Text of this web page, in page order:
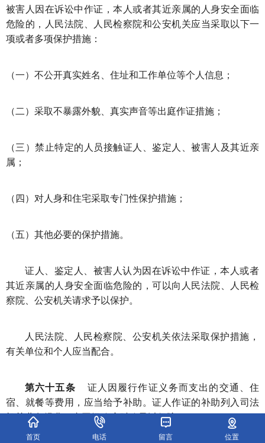
被害人因在诉讼中作证，本人或者其近亲属的人身安全面临
危险的，人民法院、人民检察院和公安机关应当采取以下一
项或者多项保护措施：
（一）不公开真实姓名、住址和工作单位等个人信息；
（二）采取不暴露外貌、真实声音等出庭作证措施；
（三）禁止特定的人员接触证人、鉴定人、被害人及其近亲
属；
（四）对人身和住宅采取专门性保护措施；
（五）其他必要的保护措施。
证人、鉴定人、被害人认为因在诉讼中作证，本人或者
其近亲属的人身安全面临危险的，可以向人民法院、人民检
察院、公安机关请求予以保护。
人民法院、人民检察院、公安机关依法采取保护措施，
有关单位和个人应当配合。
第六十五条
证人因履行作证义务而支出的交通、住
宿、就餐等费用，应当给予补助。证人作证的补助列入司法
机关业务经费，由同级政府财政予以保障。
首页 电话 留言 位置